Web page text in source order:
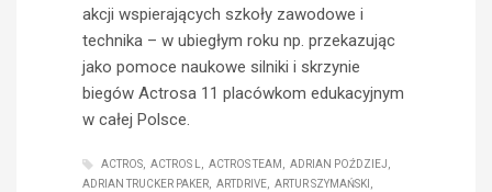
akcji wspierających szkoły zawodowe i
technika – w ubiegłym roku np. przekazując
jako pomoce naukowe silniki i skrzynie
biegów Actrosa 11 placówkom edukacyjnym
w całej Polsce.
ACTROS ACTROS L ACTROS TEAM
ADRIAN POŹDZIEJ
ADRIAN TRUCKER PAKER
ARTDRIVE
ARTUR SZYMAŃSKI